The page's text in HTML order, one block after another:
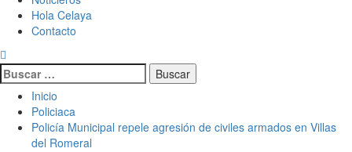
Hola Celaya
Contacto
Buscar:
Inicio
Policiaca
Policía Municipal repele agresión de civiles armados en Villas
del Romeral